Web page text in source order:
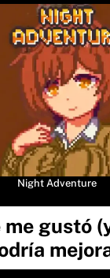
Night Adventure
me gustó